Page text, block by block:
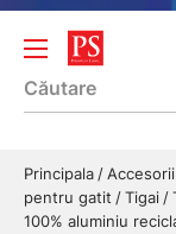
Principala
pentru gatit
Tigai
100% aluminiu